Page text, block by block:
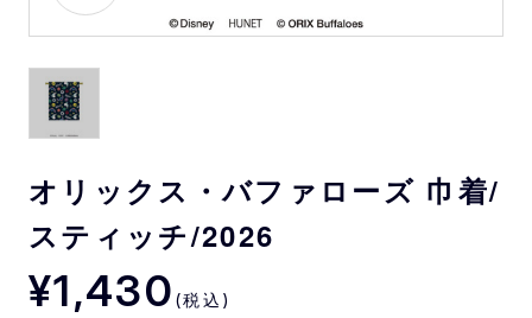
オリックス・バファローズ 巾着/
スティッチ/2026
¥1,430 (税込)